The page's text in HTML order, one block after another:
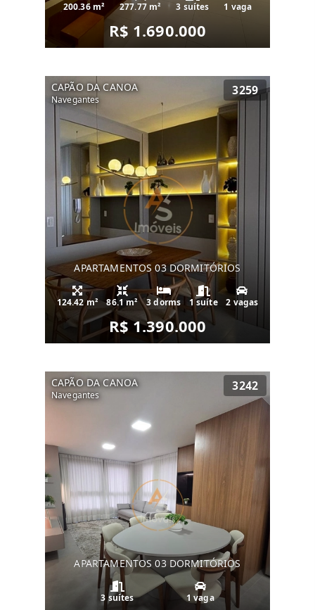
200.36 m² 277.77 m² 3 suítes 1 vaga
R$ 1.690.000
CAPÃO DA CANOA
Navegantes
3259
APARTAMENTOS 03 DORMITÓRIOS
124.42 m² 86.1 m² 3 dorms 1 suíte 2 vagas
R$ 1.390.000
CAPÃO DA CANOA
Navegantes
3242
APARTAMENTOS 03 DORMITÓRIOS
3 suítes 1 vaga